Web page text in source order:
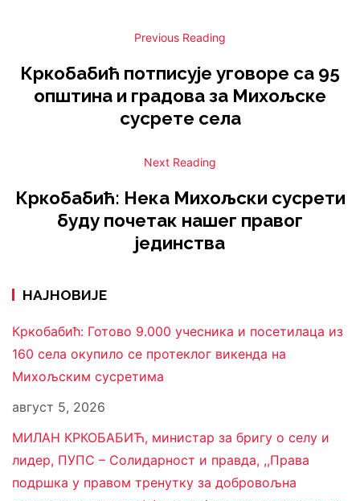
Previous Reading
Кркобабић потписује уговоре са 95
општина и градова за Михољске
сусрете села
Next Reading
Кркобабић: Нека Михољски сусрети
буду почетак нашег правог
јединства
НАЈНОВИЈЕ
Кркобабић: Готово 9.000 учесника и посетилаца из
160 села окупило се протеклог викенда на
Михољским сусретима
август 5, 2026
МИЛАН КРКОБАБИЋ, министар за бригу о селу и
лидер, ПУПС – Солидарност и правда, ,,Права
подршка у правом тренутку за добровољна